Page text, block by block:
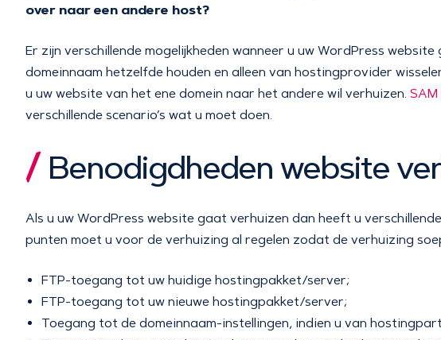
over naar een andere host?
Er zijn verschillende mogelijkheden wanneer u uw WordPress
domeinnaam hetzelfde houden en alleen van hostingprovider
u uw website van het ene domein naar het andere wil verhuizen. SAM
verschillende scenario’s wat u moet doen.
Benodigdheden website
Als u uw WordPress website gaat verhuizen dan heeft u
punten moet u voor de verhuizing al regelen zodat de verhuizing
FTP-toegang tot uw huidige hostingpakket/server;
FTP-toegang tot uw nieuwe hostingpakket/server;
Toegang tot de domeinnaam-instellingen, indien u van